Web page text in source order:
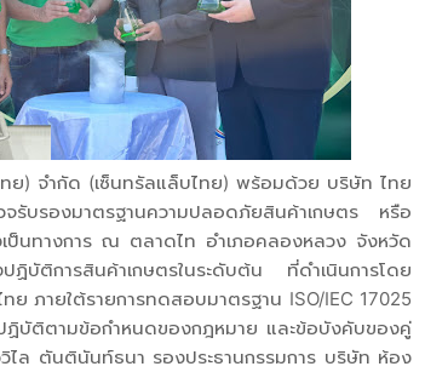
ย) จำกัด (เซ็นทรัลแล็บไทย) พร้อมด้วย บริษัท ไทย
บรองมาตรฐานความปลอดภัยสินค้าเกษตร หรือ
ป็นทางการ ณ ตลาดไท อำเภอคลองหลวง จังหวัด
ฏิบัติการสินค้าเกษตรในระดับต้น ที่ดำเนินการโดย
ย ภายใต้รายการทดสอบมาตรฐาน ISO/IEC 17025
ฏิบัติตามข้อกำหนดของกฎหมาย และข้อบังคับของคู่
วิไล ตันตินันท์ธนา รองประธานกรรมการ บริษัท ห้อง